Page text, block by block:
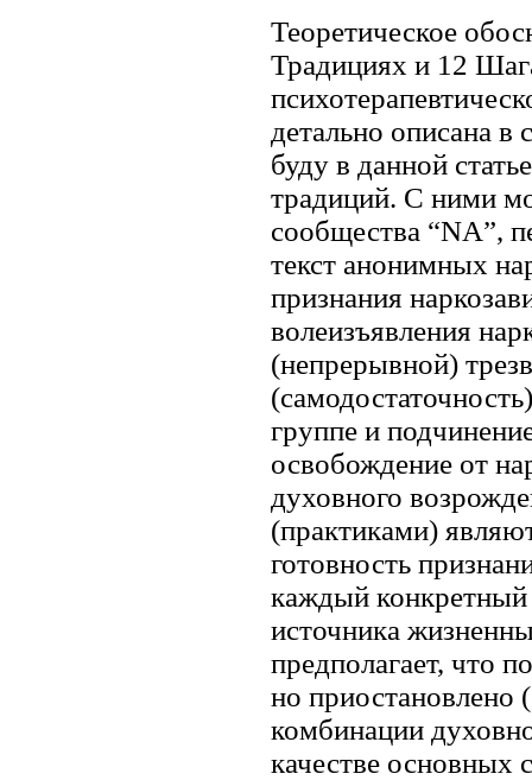
Теоретическое
Традициях и 12
детально описана в
буду в данной
традиций. С ними
сообщества “NA”,
текст анонимных
признания
волеизъявления
(непрерывной)
группе и
освобождение от
духовного
(практиками)
готовность
каждый конкретный
источника
предполагает, что
но приостановлено
комбинации
качестве основных